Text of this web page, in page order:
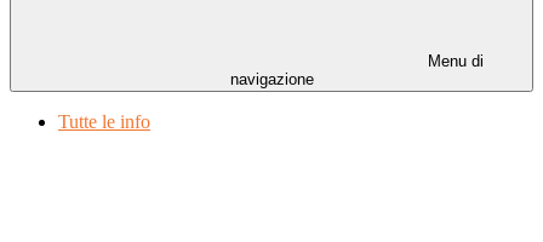
Menu di
navigazione
Tutte le info